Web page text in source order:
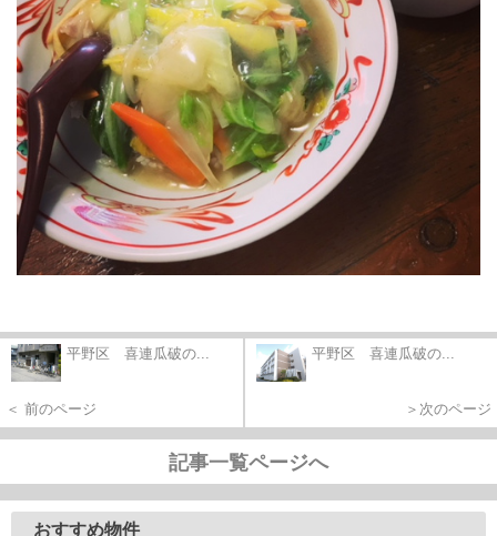
平野区 喜連瓜破の...
＜ 前のページ
平野区 喜連瓜破の...
＞次のページ
記事一覧ページへ
おすすめ物件